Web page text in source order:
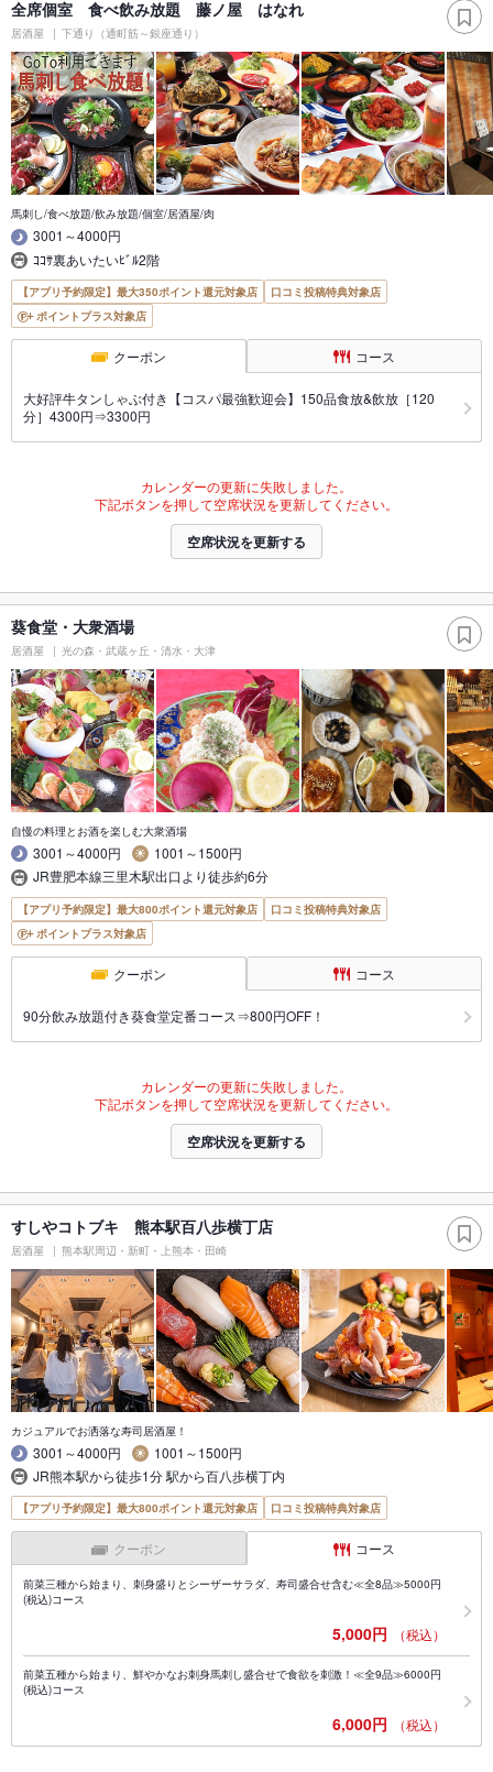
全席個室 食べ飲み放題 藤ノ屋 はなれ
居酒屋 下通り（通町筋～銀座通り）
馬刺し/食べ放題/飲み放題/個室/居酒屋/肉
3001～4000円
ｺｺｻ裏あいたいﾋﾞﾙ2階
【アプリ予約限定】最大350ポイント還元対象店
口コミ投稿特典対象店
ポイントプラス対象店
クーポン コース
大好評牛タンしゃぶ付き【コスパ最強歓迎会】150品食放&飲放［120
分］4300円⇒3300円
カレンダーの更新に失敗しました。
下記ボタンを押して空席状況を更新してください。
空席状況を更新する
葵食堂・大衆酒場
居酒屋 光の森・武蔵ヶ丘・清水・大津
自慢の料理とお酒を楽しむ大衆酒場
3001～4000円
1001～1500円
JR豊肥本線三里木駅出口より徒歩約6分
【アプリ予約限定】最大800ポイント還元対象店
口コミ投稿特典対象店
ポイントプラス対象店
クーポン コース
90分飲み放題付き葵食堂定番コース⇒800円OFF！
カレンダーの更新に失敗しました。
下記ボタンを押して空席状況を更新してください。
空席状況を更新する
すしやコトブキ 熊本駅百八歩横丁店
居酒屋 熊本駅周辺・新町・上熊本・田崎
カジュアルでお洒落な寿司居酒屋！
3001～4000円
1001～1500円
JR熊本駅から徒歩1分 駅から百八歩横丁内
【アプリ予約限定】最大800ポイント還元対象店 口コミ投稿特典対象店
クーポン コース
前菜三種から始まり、刺身盛りとシーザーサラダ、寿司盛合せ含む≪全8品≫5000円
(税込)コース
5,000円 （税込）
前菜五種から始まり、鮮やかなお刺身馬刺し盛合せで食欲を刺激！≪全9品≫6000円
(税込)コース
6,000円 （税込）